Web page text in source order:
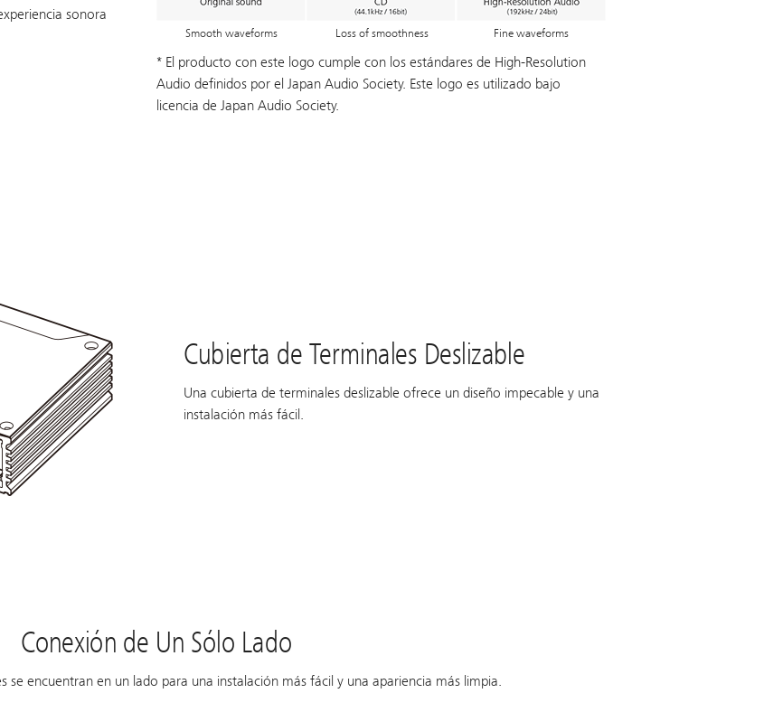
sonora
Smooth waveforms Loss of smoothness Fine waveforms
* El producto con este logo cumple con los estándares de High-Resolution
Audio definidos por el Japan Audio Society. Este logo es utilizado bajo
licencia de Japan Audio Society.
Cubierta de Terminales Deslizable
Una cubierta de terminales deslizable ofrece un diseño impecable y una
instalación más fácil.
Conexión de Un Sólo Lado
se encuentran en un lado para una instalación más fácil y una apariencia más limpia.